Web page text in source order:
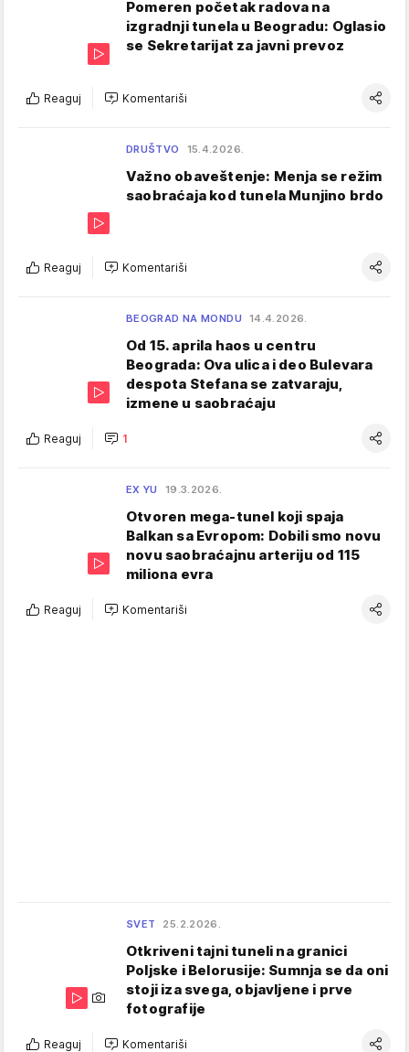
Pomeren početak radova na
izgradnji tunela u Beogradu: Oglasio
se Sekretarijat za javni prevoz
Reaguj Komentariši
DRUŠTVO 15.4.2026.
Važno obaveštenje: Menja se režim
saobraćaja kod tunela Munjino brdo
Reaguj Komentariši
BEOGRAD NA MONDU 14.4.2026.
Od 15. aprila haos u centru
Beograda: Ova ulica i deo Bulevara
despota Stefana se zatvaraju,
izmene u saobraćaju
Reaguj 1
EX YU 19.3.2026.
Otvoren mega-tunel koji spaja
Balkan sa Evropom: Dobili smo novu
novu saobraćajnu arteriju od 115
miliona evra
Reaguj Komentariši
SVET 25.2.2026.
Otkriveni tajni tuneli na granici
Poljske i Belorusije: Sumnja se da oni
stoji iza svega, objavljene i prve
fotografije
Reaguj Komentariši